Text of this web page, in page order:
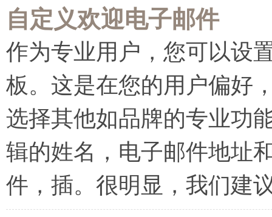
自定义欢迎电子邮件
作为专业用户，您可以设
板。这是在您的用户偏好
选择其他如品牌的专业功
辑的姓名，电子邮件地址
件，插。很明显，我们建